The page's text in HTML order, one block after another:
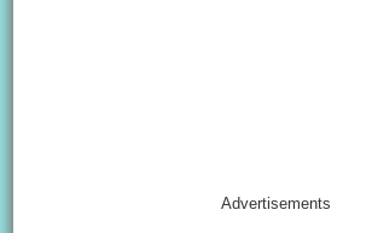
Advertisements